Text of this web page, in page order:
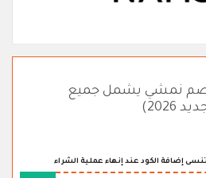
خصم نمشي يشمل جميع
2026)
تنسى إضافة الكود عند إنهاء عملية الشراء